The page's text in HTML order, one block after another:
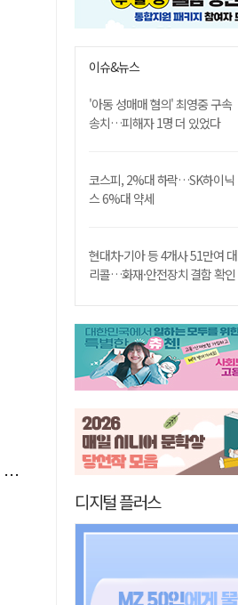
이슈&뉴스
'아동 성매매 혐의' 최영중 구속
송치…피해자 1명 더 있었다
코스피, 2%대 하락…SK하이닉
스 6%대 약세
현대차·기아 등 4개사 51만여 대
리콜…화재·안전장치 결함 확인
디지털 플러스